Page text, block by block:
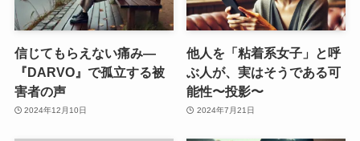
信じてもらえない痛み—
『DARVO』で孤立する被
害者の声
2024年12月10日
他人を「粘着系女子」と呼
ぶ人が、実はそうである可
能性〜投影〜
2024年7月21日